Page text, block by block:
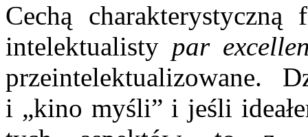
Cechą
intelektualisty par
przeintelektualizowane.
i „kino myśli” i jeśli